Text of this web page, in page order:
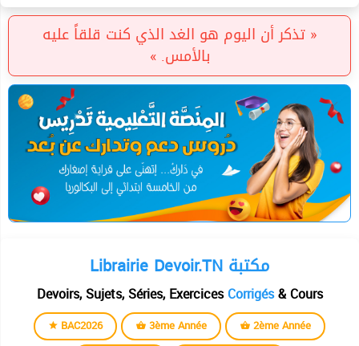
« تذكر أن اليوم هو الغد الذي كنت قلقاً عليه
بالأمس. »
Librairie Devoir.TN مكتبة
Devoirs, Sujets, Séries, ExercicesCorrigés& Cours
BAC2026 3ème Année
2ème Année